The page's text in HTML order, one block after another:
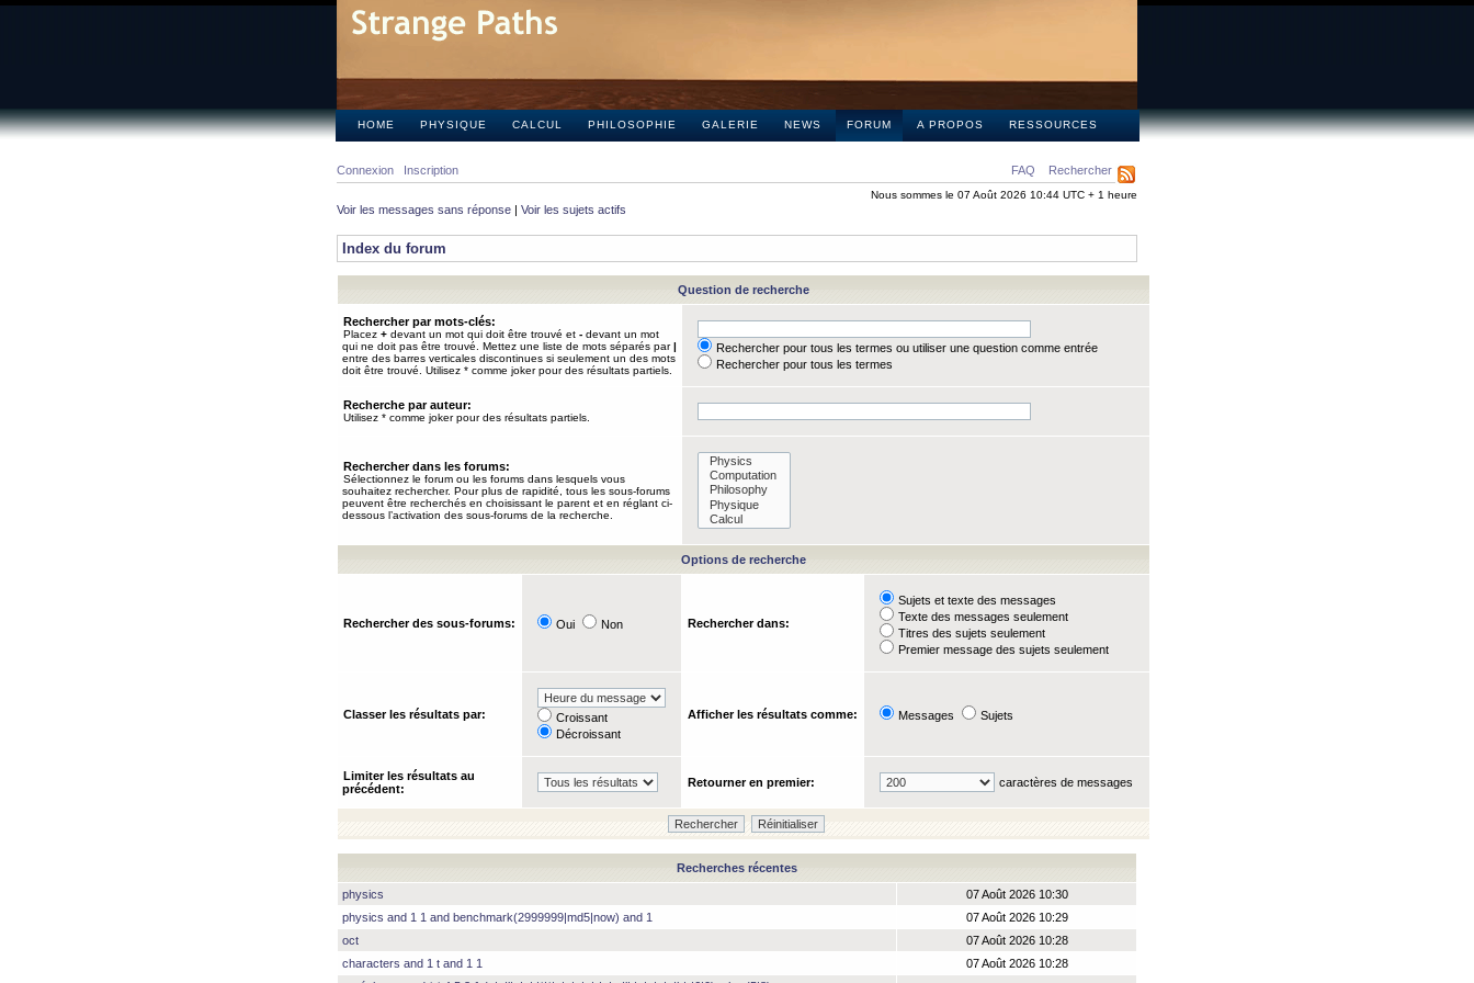
HOME PHYSIQUE CALCUL PHILOSOPHIE GALERIE NEWS FORUM A PROPOS RESSOURCES
FAQ Rechercher
Connexion Inscription
Nous sommes le 07 Août 2026 10:44 UTC + 1 heure
Voir les messages sans réponse | Voir les sujets actifs
Index du forum
Question de recherche
Rechercher par mots-clés:
Placez + devant un mot qui doit être trouvé et - devant un mot
qui ne doit pas être trouvé. Mettez une liste de mots séparés par|
entre des barres verticales discontinues si seulement un des mots
doit être trouvé. Utilisez * comme joker pour des résultats partiels.
Rechercher pour tous les termes ou utiliser une question comme entrée
Rechercher pour tous les termes
Recherche par auteur:
Utilisez * comme joker pour des résultats partiels.
Rechercher dans les forums:
Sélectionnez le forum ou les forums dans lesquels vous
souhaitez rechercher. Pour plus de rapidité, tous les sous-forums
peuvent être recherchés en choisissant le parent et en réglant ci-
dessous l’activation des sous-forums de la recherche.
Options de recherche
Rechercher des sous-forums: Oui Non Rechercher dans:
Sujets et texte des messages
Texte des messages seulement
Titres des sujets seulement
Premier message des sujets seulement
Classer les résultats par:
Croissant
Décroissant
Afficher les résultats comme: Messages Sujets
Limiter les résultats au
précédent:
Retourner en premier: caractères de messages
Recherches récentes
physics
07 Août 2026 10:30
physics and 1 1 and benchmark(2999999|md5|now) and 1
07 Août 2026 10:29
oct
07 Août 2026 10:28
characters and 1 t and 1 1
07 Août 2026 10:28